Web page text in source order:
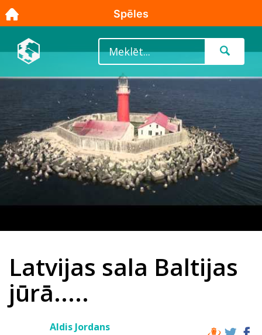
Latvijas sala Baltijas
jūrā.....
Aldis Jordans